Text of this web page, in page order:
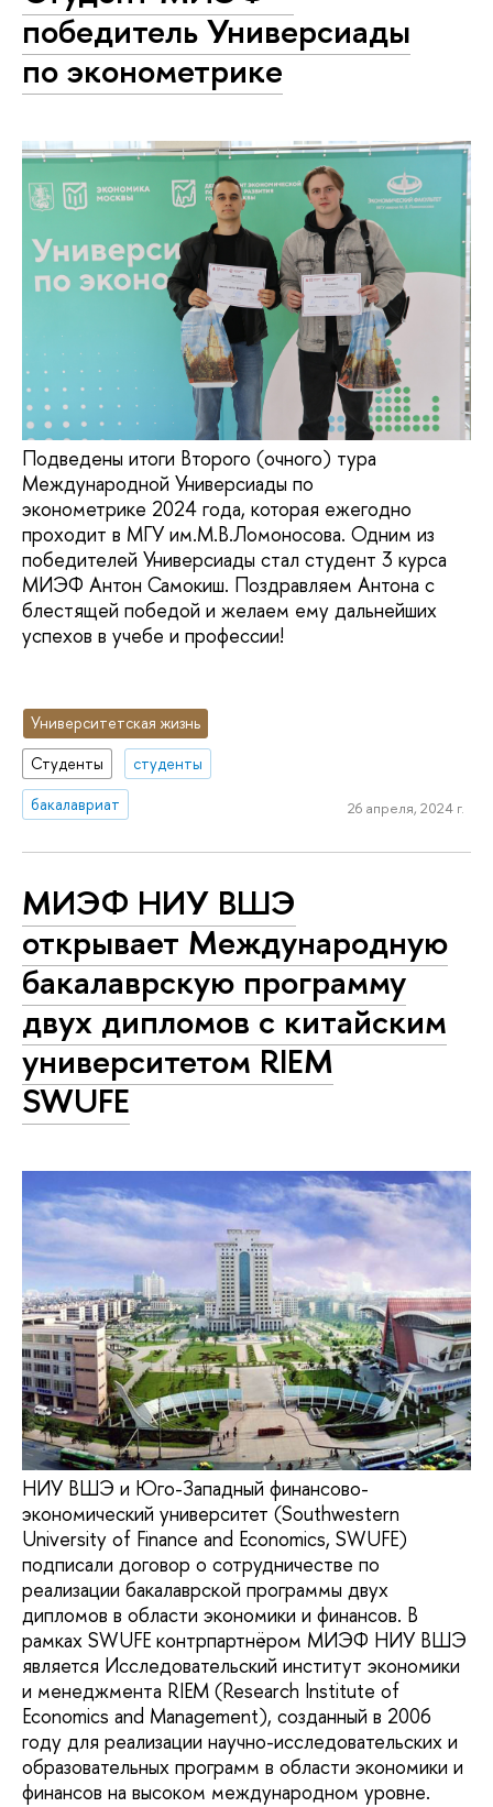
победитель Универсиады
по эконометрике
Подведены итоги Второго (очного) тура
Международной Универсиады по
эконометрике 2024 года, которая ежегодно
проходит в МГУ им.М.В.Ломоносова. Одним из
победителей Универсиады стал студент 3 курса
МИЭФ Антон Самокиш. Поздравляем Антона с
блестящей победой и желаем ему дальнейших
успехов в учебе и профессии!
Университетская жизнь
Студенты
студенты
бакалавриат
26 апреля, 2024 г.
МИЭФ НИУ ВШЭ
открывает Международную
бакалаврскую программу
двух дипломов с китайским
университетом RIEM
SWUFE
НИУ ВШЭ и Юго-Западный финансово-
экономический университет (Southwestern
University of Finance and Economics, SWUFE)
подписали договор о сотрудничестве по
реализации бакалаврской программы двух
дипломов в области экономики и финансов. В
рамках SWUFE контрпартнёром МИЭФ НИУ ВШЭ
является Исследовательский институт экономики
и менеджмента RIEM (Research Institute of
Economics and Management), созданный в 2006
году для реализации научно-исследовательских и
образовательных программ в области экономики и
финансов на высоком международном уровне.